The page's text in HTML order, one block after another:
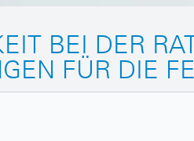
BEI DER
FÜR DIE